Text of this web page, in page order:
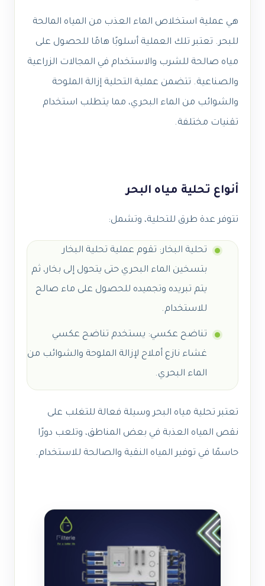
هي عملية استخلاص الماء العذب من المياه المالحة
للبحر. تعتبر تلك العملية أسلوبًا هامًا للحصول على
مياه صالحة للشرب والاستخدام في المجالات الزراعية
والصناعية. تتضمن عملية التحلية إزالة الملوحة
والشوائب من الماء البحري، مما يتطلب استخدام
تقنيات مختلفة.
أنواع تحلية مياه البحر
تتوفر عدة طرق للتحلية، وتشمل:
تحلية البخار: تقوم عملية تحلية البخار
بتسخين الماء البحري حتى يتحول إلى بخار، ثم
يتم تبريده وتجميده للحصول على ماء صالح
للاستخدام.
تناضح عكسي: يستخدم تناضح عكسي
غشاء نازع أملاح لإزالة الملوحة والشوائب من
الماء البحري.
تعتبر تحلية مياه البحر وسيلة فعالة للتغلب على
نقص المياه العذبة في بعض المناطق، وتلعب دورًا
حاسمًا في توفير المياه النقية والصالحة للاستخدام.